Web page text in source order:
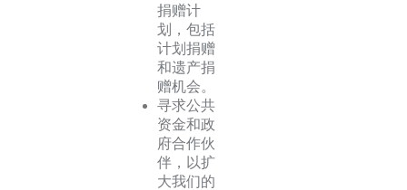
捐赠计
划，包括
计划捐赠
和遗产捐
赠机会。
寻求公共
资金和政
府合作伙
伴，以扩
大我们的